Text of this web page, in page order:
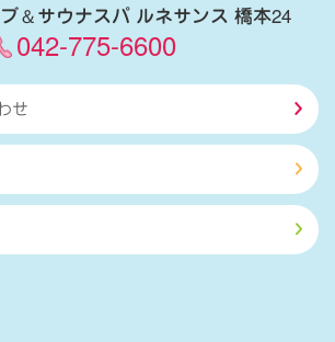
＆サウナスパ ルネサンス 橋本24
042-775-6600
せ